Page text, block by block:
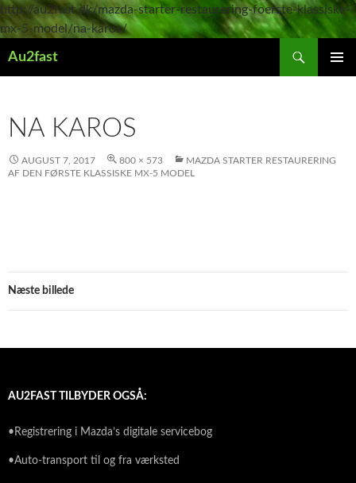
http://au2fast.dk/mazda-starter-restaurering-foerste-klassiske-
mx-5-model/na-karos/
Au2fast
NA KAROS
AUGUST 7, 2017 800 × 573
MAZDA STARTER RESTAURERING
AF DEN FØRSTE KLASSISKE MX-5 MODEL
Næste billede
AU2FAST TILBYDER OGSÅ:
•Registrering i Mazda’s digitale servicebog
•Auto-transport til og fra værksted